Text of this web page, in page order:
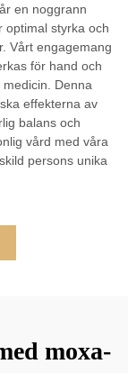
en noggrann
optimal styrka och
Vårt engagemang
för hand och
Denna
effekterna av
balans och
vård med våra
persons unika
moxa-